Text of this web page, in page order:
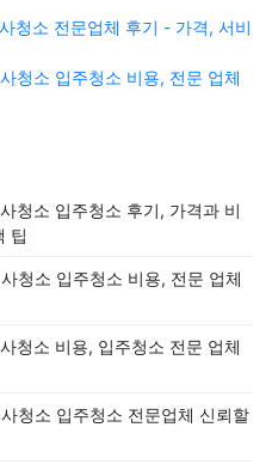
청소 전문업체 후기 - 가격, 서비
청소 입주청소 비용, 전문 업체
청소 입주청소 후기, 가격과 비
팁
청소 입주청소 비용, 전문 업체
청소 비용, 입주청소 전문 업체
청소 입주청소 전문업체 신뢰할